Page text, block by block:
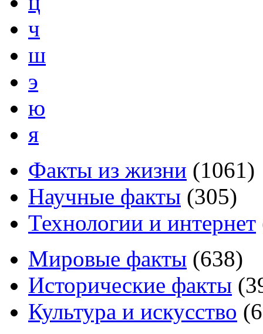
ч
ш
э
ю
я
Факты из жизни (1061)
Научные факты (305)
Технологии и интернет
Мировые факты (638)
Исторические факты (
Культура и искусство (